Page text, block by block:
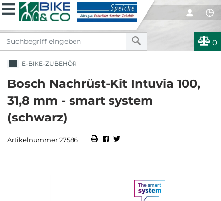
0
E-BIKE-ZUBEHÖR
Bosch Nachrüst-Kit Intuvia 100,
31,8 mm - smart system
(schwarz)
Artikelnummer 27586